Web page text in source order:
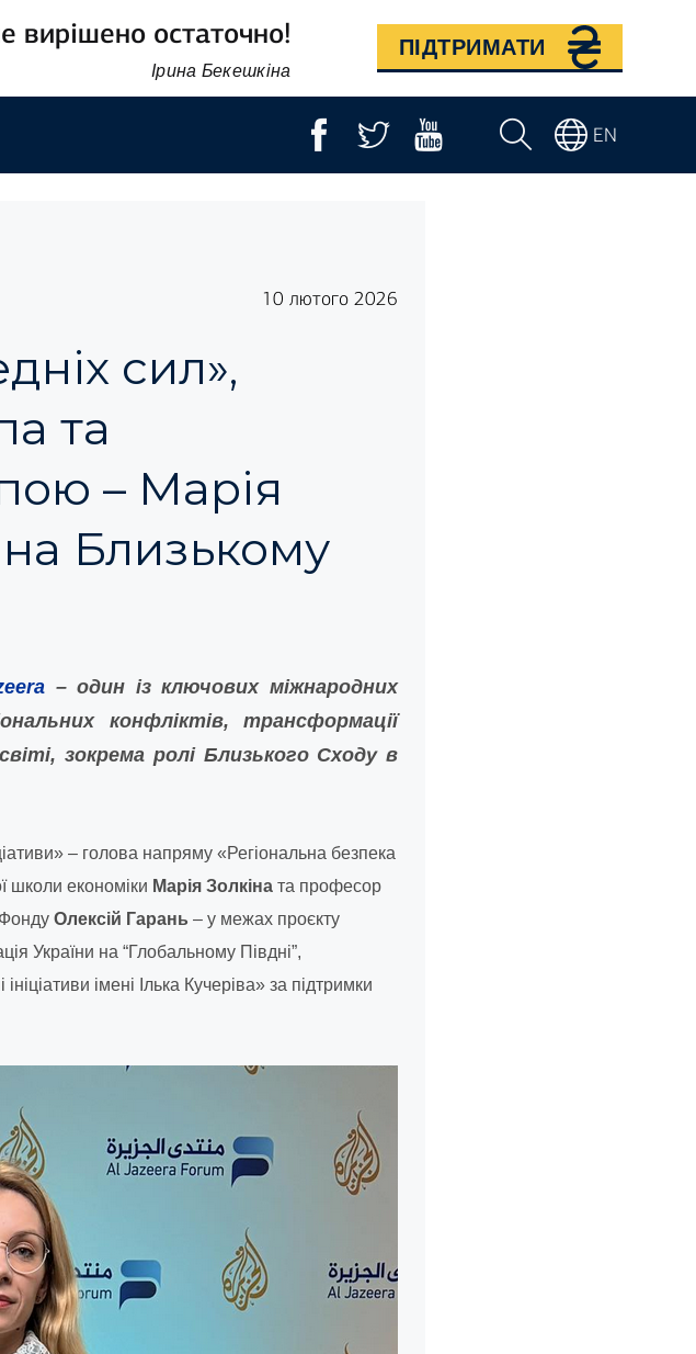
вирішено остаточно!
Ірина Бекешкіна
ПІДТРИМАТИ
EN
10 лютого 2026
сил»,
та
– Марія
Близькому
– один із ключових міжнародних
конфліктів, трансформації
зокрема ролі Близького Сходу в
– голова напряму «Регіональна безпека
школи економіки Марія Золкіна та професор
Фонду Олексій Гарань – у межах проєкту
України на “Глобальному Півдні”,
імені Ілька Кучеріва» за підтримки